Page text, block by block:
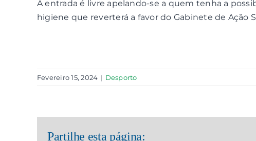
A entrada é livre apelando-se a quem tenha a
higiene que reverterá a favor do Gabinete de Ação
Fevereiro 15, 2024 | Desporto
Partilhe esta página: